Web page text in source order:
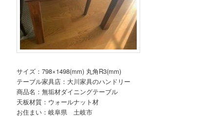
サイズ：798×1498(mm) 丸角R3(mm)
テーブル家具店：大川家具のハンドリー
商品名：無垢材ダイニングテーブル
天板材質：ウォールナット材
お住まい：岐阜県 土岐市